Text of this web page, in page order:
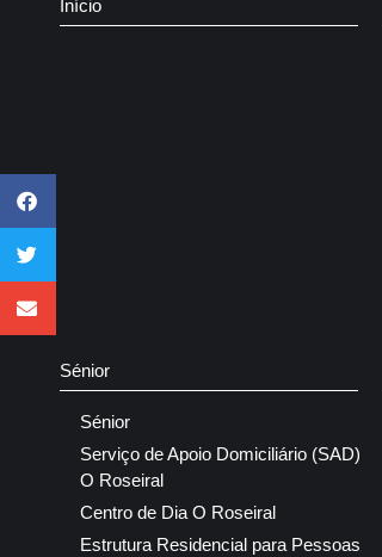
Início
Sénior
Sénior
Serviço de Apoio Domiciliário (SAD)
O Roseiral
Centro de Dia O Roseiral
Estrutura Residencial para Pessoas